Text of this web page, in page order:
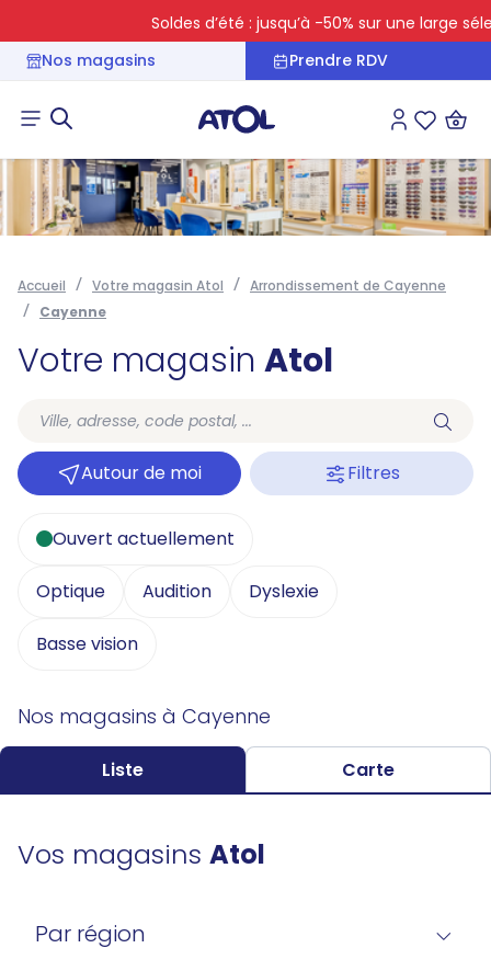
Soldes d’été : jusqu’à -50% sur une large
Nos magasins
Prendre RDV
Connexion
Accueil Votre magasin Atol
Arrondissement de Cayenne
Cayenne
Votre magasin Atol
Autour de moi Filtres
Ouvert actuellement
Optique Audition Dyslexie
Basse vision
Nos magasins à Cayenne
Liste Carte
Vos magasins Atol
Par région